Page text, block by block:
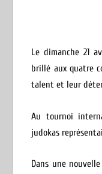
Le dimanche 21
brillé aux quatre
talent et leur
Au tournoi
judokas
Dans une